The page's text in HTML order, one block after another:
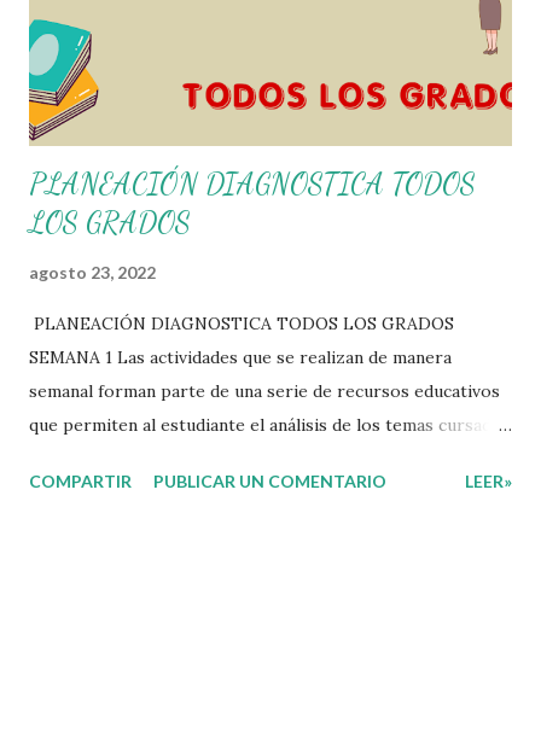
PLANEACIÓN DIAGNOSTICA TODOS
LOS GRADOS
agosto 23, 2022
PLANEACIÓN DIAGNOSTICA TODOS LOS GRADOS
SEMANA 1 Las actividades que se realizan de manera
semanal forman parte de una serie de recursos educativos
que permiten al estudiante el análisis de los temas cursados
niños podrán relacionar aquellos contenidos que sean de su
COMPARTIR PUBLICAR UN COMENTARIO LEER»